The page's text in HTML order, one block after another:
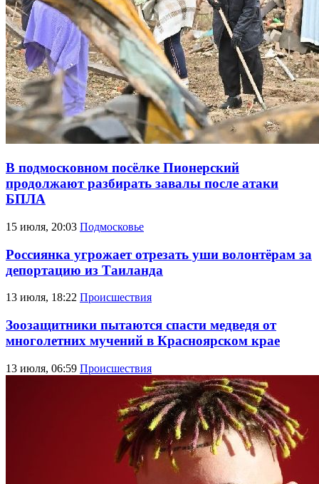
В подмосковном посёлке Пионерский
продолжают разбирать завалы после атаки
БПЛА
15 июля, 20:03 Подмосковье
Россиянка угрожает отрезать уши волонтёрам за
депортацию из Таиланда
13 июля, 18:22 Происшествия
Зоозащитники пытаются спасти медведя от
многолетних мучений в Красноярском крае
13 июля, 06:59 Происшествия